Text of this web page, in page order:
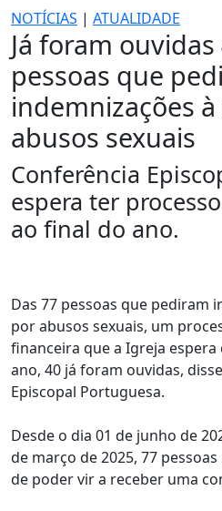
NOTÍCIAS | ATUALIDADE
Já foram ouvidas
pessoas que
indemnizações
abusos sexuais
Conferência
espera ter
ao final do ano.
Das 77 pessoas que pediram
por abusos sexuais, um
financeira que a Igreja
ano, 40 já foram ouvidas,
Episcopal Portuguesa.
Desde o dia 01 de junho de
de março de 2025, 77
de poder vir a receber uma